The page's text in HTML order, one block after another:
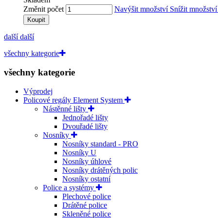
Změnit počet
Navýšit množství Snížit
Koupit
další další
všechny kategorie
všechny kategorie
Výprodej
Policové regály Element System
Nástěnné lišty
Jednořadé lišty
Dvouřadé lišty
Nosníky
Nosníky standard - PRO
Nosníky U
Nosníky úhlové
Nosníky drátěných polic
Nosníky ostatní
Police a systémy
Plechové police
Drátěné police
Skleněné police